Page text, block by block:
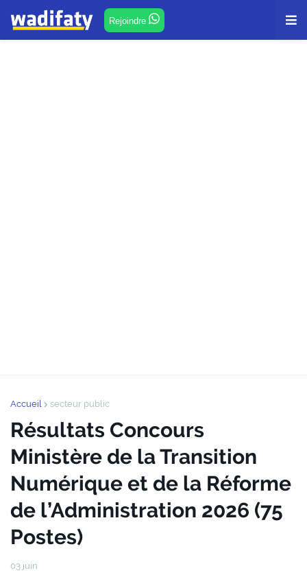
Rejoindre
Accueil secteur public
Résultats Concours
Ministère de la Transition
Numérique et de la Réforme
de l’Administration 2026 (75
Postes)
03 juin